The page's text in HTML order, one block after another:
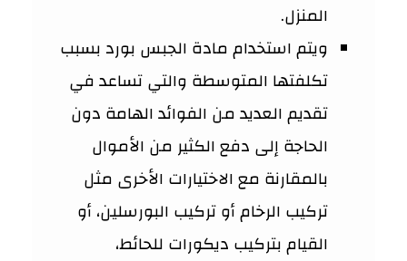
المنزل.
ويتم استخدام مادة الجبس بورد بسبب
تكلفتها المتوسطة والتي تساعد في
تقديم العديد من الفوائد الهامة دون
الحاجة إلى دفع الكثير من الأموال
بالمقارنة مع الاختيارات الأخرى مثل
تركيب الرخام أو تركيب البورسلين، أو
القيام بتركيب ديكورات للحائط،